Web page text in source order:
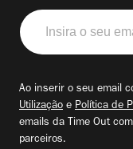
Insira
o
seu
Ao inserir o seu email
Utilização e Política de
emails da Time Out
parceiros.